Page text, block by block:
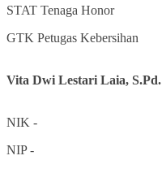
STAT Tenaga Honor
GTK Petugas Kebersihan
Vita Dwi Lestari Laia, S.Pd.
NIK -
NIP-